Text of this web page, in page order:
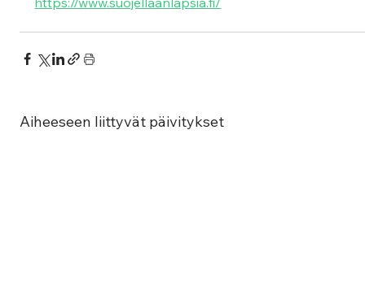
Aiheeseen liittyvät päivitykset